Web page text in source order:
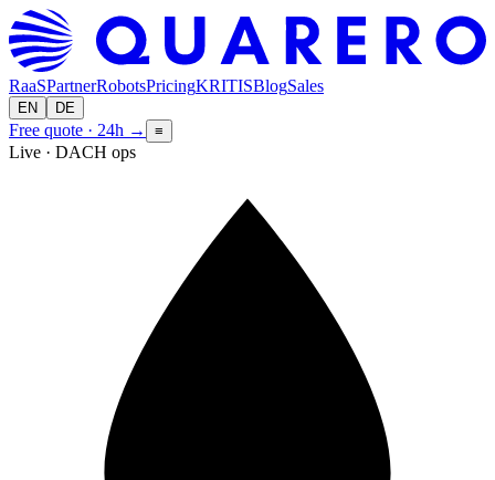
RaaSPartnerRobotsPricingKRITISBlogSales
EN DE
Free quote · 24h → ≡
Live · DACH ops